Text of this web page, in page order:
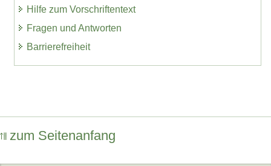
Hilfe zum Vorschriftentext
Fragen und Antworten
Barrierefreiheit
zum Seitenanfang